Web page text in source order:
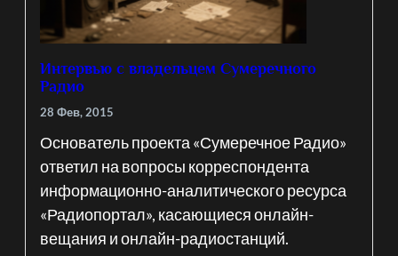
Интервью с владельцем Сумеречного
Радио
28 Фев, 2015
Основатель проекта «Сумеречное Радио»
ответил на вопросы корреспондента
информационно-аналитического ресурса
«Радиопортал», касающиеся онлайн-
вещания и онлайн-радиостанций.